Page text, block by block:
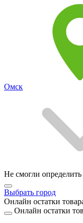
Омск
Не смогли
Выбрать город
Онлайн остатки
Онлайн остатки